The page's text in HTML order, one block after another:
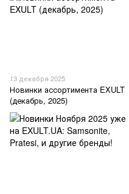
13 декабря 2025
Новинки ассортимента EXULT
(декабрь, 2025)